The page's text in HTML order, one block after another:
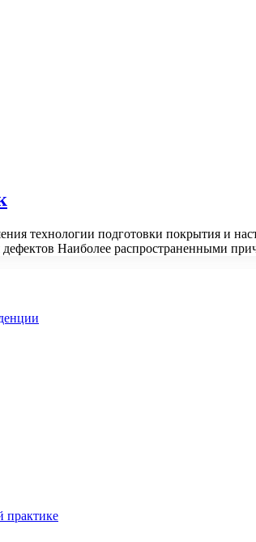
технологии подготовки покрытия и
Наиболее распространенными
практике